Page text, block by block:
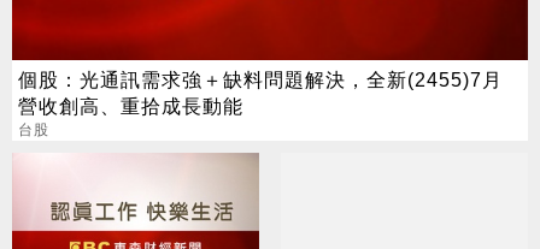
個股：光通訊需求強＋缺料問題解決，全新(2455)7月
營收創高、重拾成長動能
台股